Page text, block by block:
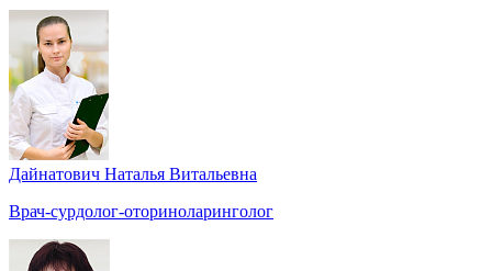
Дайнатович Наталья Витальевна
Врач-сурдолог-оториноларинголог